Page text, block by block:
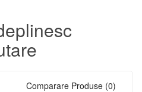
Comparare Produse (0)